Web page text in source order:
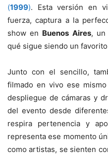
(1999). Esta versión en
fuerza, captura a la
show en Buenos Aires, un
qué sigue siendo un
Junto con el sencillo,
filmado en vivo ese
despliegue de cámaras y
del evento desde
respira pertenencia y
representa ese momento
como artistas, se sienten